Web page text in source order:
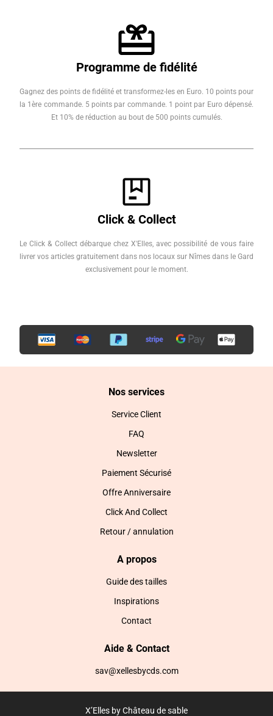
Programme de fidélité
Gagnez des points de fidélité et transformez-les en Euro. 10 points pour
la 1ère commande. 5 points par commande. 1 point par Euro dépensé.
Et 10% de réduction au bout de 500 points cumulés.
Click & Collect
Le Click & Collect débarque chez X'Elles, avec possibilité de vous faire
livrer vos articles gratuitement dans nos locaux sur Nîmes dans le Gard
exclusivement pour le moment.
Nos services
Service Client
FAQ
Newsletter
Paiement Sécurisé
Offre Anniversaire
Click And Collect
Retour / annulation
A propos
Guide des tailles
Inspirations
Contact
Aide & Contact
sav@xellesbycds.com
X’Elles by Château de sable